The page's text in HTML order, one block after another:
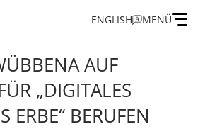
ENGLISH MENÜ
AUF
„DIGITALES
ERBE“ BERUFEN